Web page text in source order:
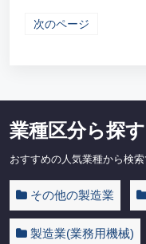
次のページ
業種区分ら探す
おすすめの人気業種から検
その他の製造業
製造業(業務用機械)